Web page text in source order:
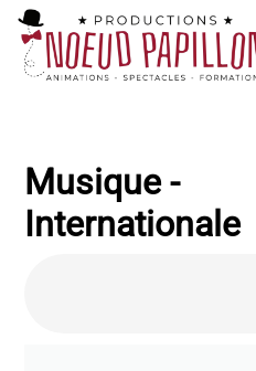
Musique -
Internationale